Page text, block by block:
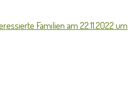
Familien am 22.11.2022 um